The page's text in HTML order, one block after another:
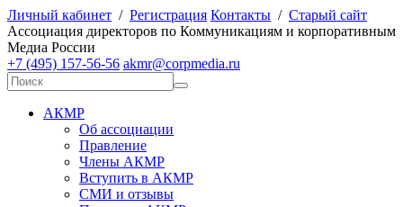
Личный кабинет / Регистрация Контакты / Старый сайт
Ассоциация директоров по Коммуникациям и корпоративным
Медиа России
+7 (495) 157-56-56 akmr@corpmedia.ru
АКМР
Об ассоциации
Правление
Члены АКМР
Вступить в АКМР
СМИ и отзывы